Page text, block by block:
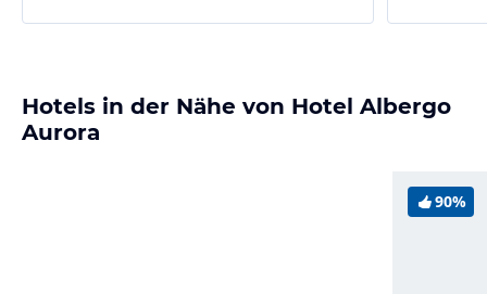
Hotels in der Nähe von Hotel Albergo
Aurora
90%